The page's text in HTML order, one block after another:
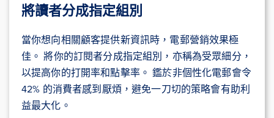
將讀者分成指定組別
當你想向相關顧客提供新資訊時，電郵營銷效果極
佳。 將你的訂閱者分成指定組別，亦稱為受眾細分，
以提高你的打開率和點擊率。 鑑於非個性化電郵會令
42% 的消費者感到厭煩，避免一刀切的策略會有助利
益最大化。